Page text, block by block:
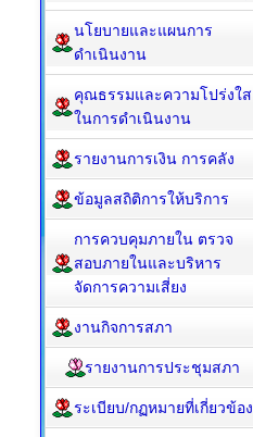
นโยบายและแผนการ
ดำเนินงาน
คุณธรรมและความโปร่งใส
ในการดำเนินงาน
รายงานการเงิน การคลัง
ข้อมูลสถิติการให้บริการ
การควบคุมภายใน ตรวจ
สอบภายในและบริหาร
จัดการความเสี่ยง
งานกิจการสภา
รายงานการประชุมสภา
ระเบียบ/กฏหมายที่เกี่ยวข้อง